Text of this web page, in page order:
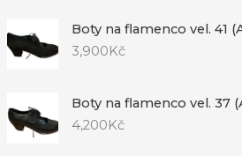
Boty na flamenco vel. 41
3,900 Kč
Boty na flamenco vel. 37
4,200 Kč